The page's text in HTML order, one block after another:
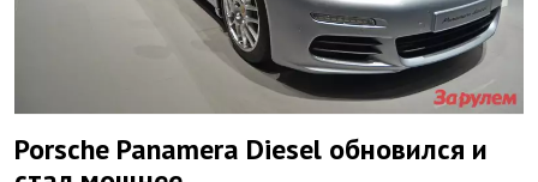
Porsche Panamera Diesel обновился и